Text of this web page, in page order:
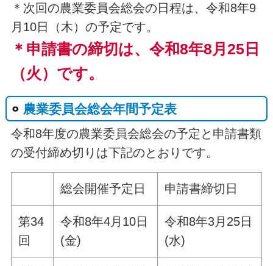
＊次回の農業委員会総会の日程は、令和8年9
月10日（木）の予定です。
＊申請書の締切は、令和8年8月25日
（火）です。
農業委員会総会年間予定表
令和8年度の農業委員会総会の予定と申請書類
の受付締め切りは下記のとおりです。
総会開催予定日 申請書締切日
第34
回
令和8年4月10日
(金)
令和8年3月25日
(水)